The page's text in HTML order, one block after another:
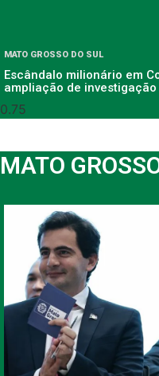
MATO GROSSO DO SUL
Escândalo milionário em
ampliação de investigação
MATO